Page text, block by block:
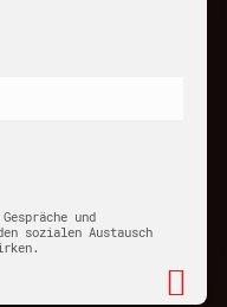
und
sozialen Austausch